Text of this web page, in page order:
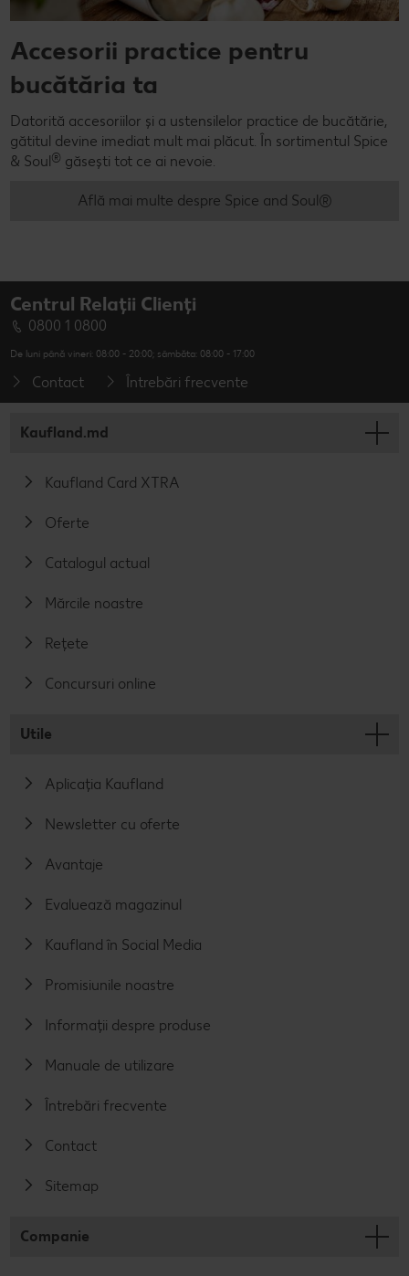
Accesorii practice pentru
bucătăria ta
Datorită accesoriilor și a ustensilelor practice de bucătărie,
gătitul devine imediat mult mai plăcut. În sortimentul Spice
& Soul® găsești tot ce ai nevoie.
Află mai multe despre Spice and Soul®
Centrul Relații Clienți
0800 1 0800
De luni până vineri: 08:00 - 20:00; sâmbăta: 08:00 - 17:00
Contact Întrebări frecvente
Kaufland.md
Kaufland Card XTRA
Oferte
Catalogul actual
Mărcile noastre
Rețete
Concursuri online
Utile
Aplicația Kaufland
Newsletter cu oferte
Avantaje
Evaluează magazinul
Kaufland în Social Media
Promisiunile noastre
Informații despre produse
Manuale de utilizare
Întrebări frecvente
Contact
Sitemap
Companie